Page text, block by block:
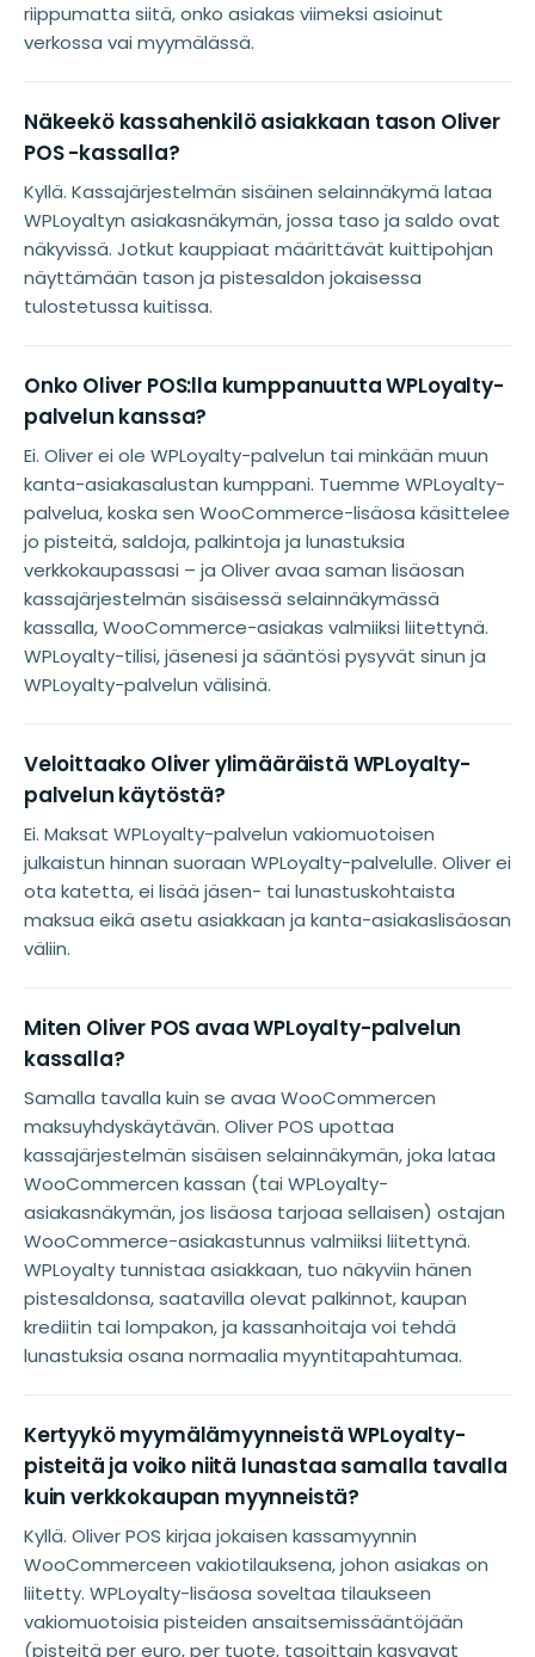
riippumatta siitä, onko asiakas viimeksi asioinut
verkossa vai myymälässä.
Näkeekö kassahenkilö asiakkaan tason Oliver
POS -kassalla?
Kyllä. Kassajärjestelmän sisäinen selainnäkymä lataa
WPLoyaltyn asiakasnäkymän, jossa taso ja saldo ovat
näkyvissä. Jotkut kauppiaat määrittävät kuittipohjan
näyttämään tason ja pistesaldon jokaisessa
tulostetussa kuitissa.
Onko Oliver POS:lla kumppanuutta WPLoyalty-
palvelun kanssa?
Ei. Oliver ei ole WPLoyalty-palvelun tai minkään muun
kanta-asiakasalustan kumppani. Tuemme WPLoyalty-
palvelua, koska sen WooCommerce-lisäosa käsittelee
jo pisteitä, saldoja, palkintoja ja lunastuksia
verkkokaupassasi – ja Oliver avaa saman lisäosan
kassajärjestelmän sisäisessä selainnäkymässä
kassalla, WooCommerce-asiakas valmiiksi liitettynä.
WPLoyalty-tilisi, jäsenesi ja sääntösi pysyvät sinun ja
WPLoyalty-palvelun välisinä.
Veloittaako Oliver ylimääräistä WPLoyalty-
palvelun käytöstä?
Ei. Maksat WPLoyalty-palvelun vakiomuotoisen
julkaistun hinnan suoraan WPLoyalty-palvelulle. Oliver ei
ota katetta, ei lisää jäsen- tai lunastuskohtaista
maksua eikä asetu asiakkaan ja kanta-asiakaslisäosan
väliin.
Miten Oliver POS avaa WPLoyalty-palvelun
kassalla?
Samalla tavalla kuin se avaa WooCommercen
maksuyhdyskäytävän. Oliver POS upottaa
kassajärjestelmän sisäisen selainnäkymän, joka lataa
WooCommercen kassan (tai WPLoyalty-
asiakasnäkymän, jos lisäosa tarjoaa sellaisen) ostajan
WooCommerce-asiakastunnus valmiiksi liitettynä.
WPLoyalty tunnistaa asiakkaan, tuo näkyviin hänen
pistesaldonsa, saatavilla olevat palkinnot, kaupan
krediitin tai lompakon, ja kassanhoitaja voi tehdä
lunastuksia osana normaalia myyntitapahtumaa.
Kertyykö myymälämyynneistä WPLoyalty-
pisteitä ja voiko niitä lunastaa samalla tavalla
kuin verkkokaupan myynneistä?
Kyllä. Oliver POS kirjaa jokaisen kassamyynnin
WooCommerceen vakiotilauksena, johon asiakas on
liitetty. WPLoyalty-lisäosa soveltaa tilaukseen
vakiomuotoisia pisteiden ansaitsemissääntöjään
(pisteitä per euro, per tuote, tasoittain kasvavat